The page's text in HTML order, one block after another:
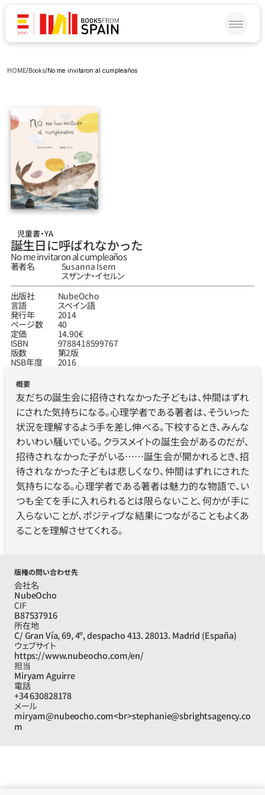
HOME/Books/No me invitaron al cumpleaños
児童書・YA
誕生日に呼ばれなかった
No me invitaron al cumpleaños
著者名
Susanna Isern
スザンナ‧イセルン
出版社
NubeOcho
言語
スペイン語
発行年
2014
ページ数
40
定価
14.90€
ISBN
9788418599767
版数
第2版
NSB年度
2016
概要
友だちの誕生会に招待されなかった子どもは、仲間はずれ
にされた気持ちになる。心理学者である著者は、そういった
状況を理解するよう手を差し伸べる。下校するとき、みんな
わいわい騒いでいる。クラスメイトの誕生会があるのだが、
招待されなかった子がいる……誕生会が開かれるとき、招
待されなかった子どもは悲しくなり、仲間はずれにされた
気持ちになる。心理学者である著者は魅力的な物語で、い
つも全てを手に入れられるとは限らないこと、何かが手に
入らないことが、ポジティブな結果につながることもよくあ
ることを理解させてくれる。
版権の問い合わせ先
会社名
NubeOcho
CIF
B87537916
所在地
C/ Gran Vía, 69, 4º, despacho 413. 28013. Madrid (España)
ウェブサイト
https://www.nubeocho.com/en/
担当
Miryam Aguirre
電話
+34 630828178
メール
miryam@nubeocho.com<br>stephanie@sbrightsagency.co
m